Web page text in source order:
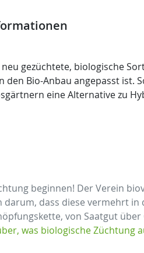
gezüchtete, biologische
den Bio-Anbau angepasst ist.
eine Alternative zu
beginnen! Der Verein
dass diese vermehrt
von Saatgut
was biologische Züchtung